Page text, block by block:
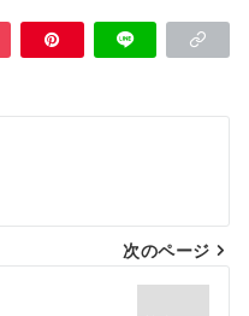
次のページ